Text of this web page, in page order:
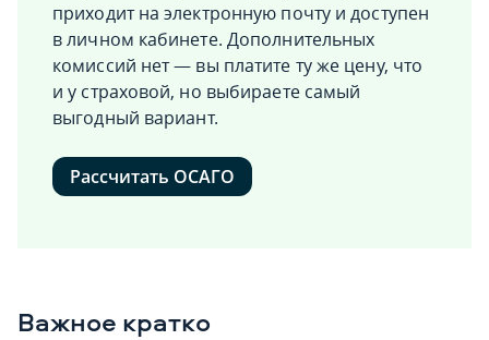
приходит на электронную почту и доступен
в личном кабинете. Дополнительных
комиссий нет — вы платите ту же цену, что
и у страховой, но выбираете самый
выгодный вариант.
Рассчитать ОСАГО
Важное кратко